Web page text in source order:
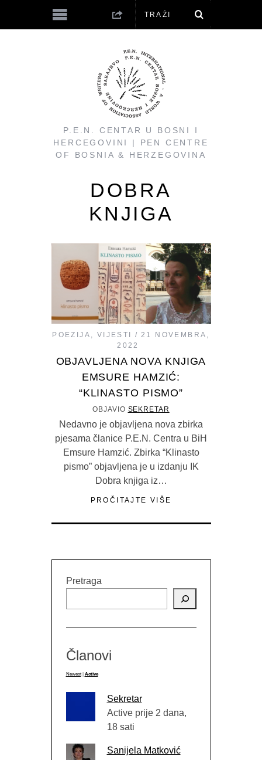
P.E.N. CENTAR U BOSNI I
HERCEGOVINI | PEN CENTRE
OF BOSNIA & HERZEGOVINA
DOBRA
KNJIGA
POEZIJA VIJESTI
21 NOVEMBRA,
2022
OBJAVLJENA NOVA KNJIGA
EMSURE HAMZIĆ:
“KLINASTO PISMO”
OBJAVIO SEKRETAR
Nedavno je objavljena nova zbirka
pjesama članice P.E.N. Centra u BiH
Emsure Hamzić. Zbirka “Klinasto
pismo” objavljena je u izdanju IK
Dobra knjiga iz…
PROČITAJTE VIŠE
Pretraga
Članovi
Newest | Active
Sekretar
Active prije 2 dana,
18 sati
Sanijela Matković